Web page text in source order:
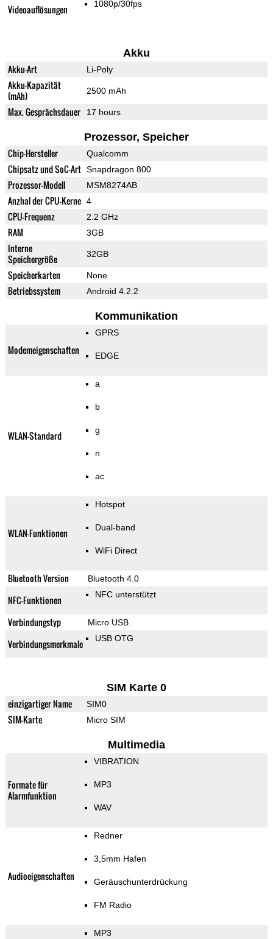
Videoauflösungen 1080p/30fps
Akku
Akku-Art Li-Poly
Akku-Kapazität
(mAh)
2500 mAh
Max. Gesprächsdauer 17 hours
Prozessor, Speicher
Chip-Hersteller Qualcomm
Chipsatz und SoC-Art Snapdragon 800
Prozessor-Modell MSM8274AB
Anzhal der CPU-Kerne 4
CPU-Frequenz 2.2 GHz
RAM 3GB
Interne
Speichergröße
32GB
Speicherkarten None
Betriebssystem Android 4.2.2
Kommunikation
Modemeigenschaften
GPRS
EDGE
WLAN-Standard
a
b
g
n
ac
WLAN-Funktionen
Hotspot
Dual-band
WiFi Direct
Bluetooth Version Bluetooth 4.0
NFC-Funktionen NFC unterstützt
Verbindungstyp Micro USB
Verbindungsmerkmale USB OTG
SIM Karte 0
einzigartiger Name SIM0
SIM-Karte Micro SIM
Multimedia
Formate für
Alarmfunktion
VIBRATION
MP3
WAV
Audioeigenschaften
Redner
3,5mm Hafen
Geräuschunterdrückung
FM Radio
MP3